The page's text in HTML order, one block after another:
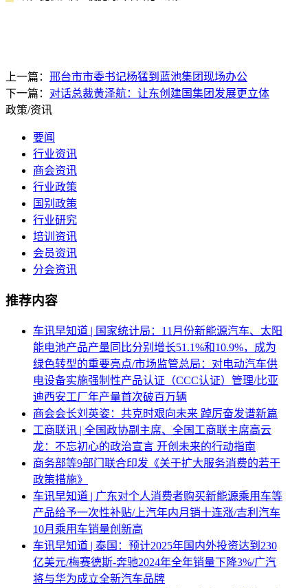
上一篇： 邢台市市委书记杨猛到蓝池集团现场办公
下一篇： 对话总裁黄泽航：让东创建国集团发展更立体
政策/资讯
要闻
行业资讯
商会资讯
行业政策
国别政策
行业研究
培训资讯
会员资讯
分会资讯
推荐内容
车讯早知道 | 国家统计局：11月份新能源汽车、太阳
能电池产品产量同比分别增长51.1%和10.9%，成为
绿色转型的重要亮点/市场监管总局：对电动汽车供
电设备实施强制性产品认证（CCC认证）管理/比亚
迪西安工厂年产量首次破百万辆
商会会长刘英姿：共克时艰向未来 踔厉奋发谱新篇
工商联讯 | 全国政协副主席、全国工商联主席高云
龙：不忘初心的政治宣言 开创未来的行动指南
商务部等9部门联合印发《关于扩大服务消费的若干
政策措施》
车讯早知道 | 广东对个人消费者购买新能源乘用车等
产品给予一次性补贴/上汽年内月销十连涨/吉利汽车
10月乘用车销量创新高
车讯早知道 | 泰国：预计2025年国内外投资达到230
亿美元/梅赛德斯-奔驰2024年全年销量下降3%/广汽
将与华为成立全新汽车品牌